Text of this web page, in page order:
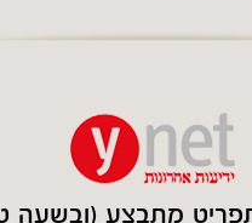
מתבצע (ובשעה